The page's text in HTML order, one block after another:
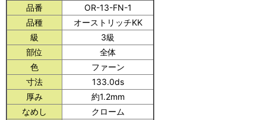
品番
OR-13-FN-1
品種
オーストリッチKK
級
3級
部位
全体
色
ファーン
寸法
133.0ds
厚み
約1.2mm
なめし
クローム